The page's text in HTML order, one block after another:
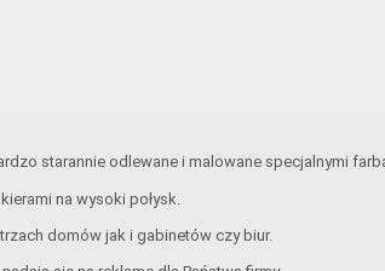
starannie odlewane i malowane specjalnymi
na wysoki połysk.
domów jak i gabinetów czy biur.